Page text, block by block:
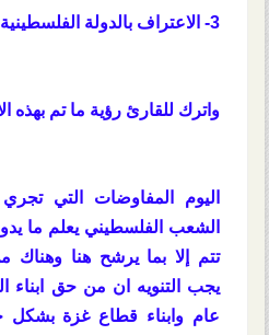
3- الاعتراف بالدولة الفلسطينية .
واترك للقارئ رؤية ما تم بهذه
اليوم المفاوضات التي
الشعب الفلسطيني يعلم ما
تتم إلا بما يرشح هنا وهناك
يجب التنويه ان من حق
عام وابناء قطاع غزة